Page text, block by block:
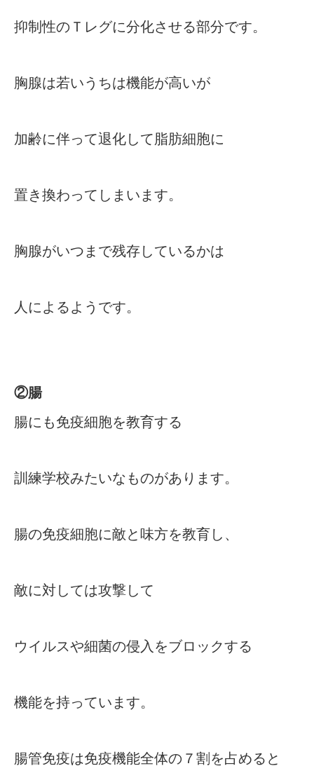
抑制性のＴレグに分化させる部分です。
胸腺は若いうちは機能が高いが
加齢に伴って退化して脂肪細胞に
置き換わってしまいます。
胸腺がいつまで残存しているかは
人によるようです。
②腸
腸にも免疫細胞を教育する
訓練学校みたいなものがあります。
腸の免疫細胞に敵と味方を教育し、
敵に対しては攻撃して
ウイルスや細菌の侵入をブロックする
機能を持っています。
腸管免疫は免疫機能全体の７割を占めると